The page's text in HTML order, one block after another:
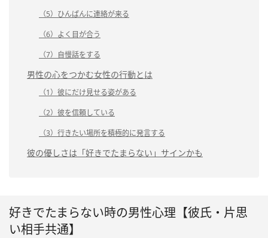
（5）ひんぱんに連絡が来る
（6）よく目が合う
（7）自慢話をする
男性の心をつかむ女性の行動とは
（1）彼にだけ見せる姿がある
（2）彼を信頼している
（3）行きたい場所を積極的に発言する
彼の優しさは「好きでたまらない」サインかも
好きでたまらない時の男性心理【彼氏・片思
い相手共通】